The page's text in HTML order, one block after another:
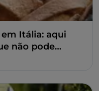
Itália: aqui
não pode